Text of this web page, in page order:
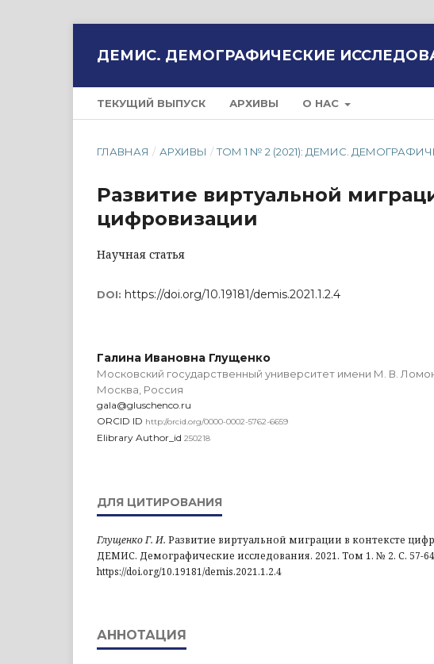
ДЕМИС. ДЕМОГРАФИЧЕСКИЕ
ТЕКУЩИЙ ВЫПУСК АРХИВЫ О НАС
ГЛАВНАЯ / АРХИВЫ / ТОМ 1 № 2 (2021): ДЕМИС.
Развитие виртуальной
цифровизации
Научная статья
DOI: https://doi.org/10.19181/demis.2021.1.2.4
Галина Ивановна Глущенко
Московский государственный университет имени М. В.
Москва, Россия
gala@gluschenco.ru
ORCID ID http://orcid.org/0000-0002-5762-6659
Elibrary Author_id 250218
ДЛЯ ЦИТИРОВАНИЯ
Глущенко Г. И. Развитие виртуальной миграции в контексте
ДЕМИС. Демографические исследования. 2021. Том 1. № 2. С. 57-
https://doi.org/10.19181/demis.2021.1.2.4
АННОТАЦИЯ